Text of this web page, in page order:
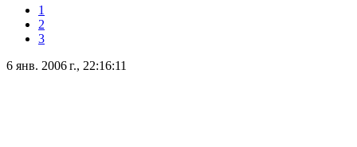
1
2
3
6 янв. 2006 г., 22:16:11